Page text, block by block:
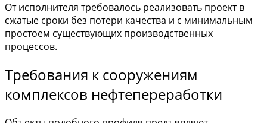
От исполнителя требовалось реализовать проект в
сжатые сроки без потери качества и с минимальным
простоем существующих производственных
процессов.
Требования к сооружениям
комплексов нефтепереработки